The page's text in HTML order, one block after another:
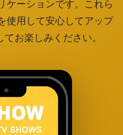
ケーションです。これら
使用して安心してアップ
お楽しみください。